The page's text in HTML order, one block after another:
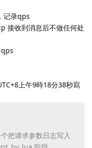
记录qps
接收到消息后不做任何处
上午9時18分38秒寫
把请求参数日志写入